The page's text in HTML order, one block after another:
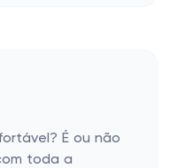
É ou não
toda a